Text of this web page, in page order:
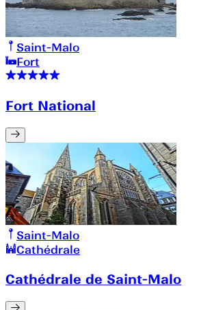
Saint-Malo
Fort
Fort National
Saint-Malo
Cathédrale
Cathédrale de Saint-Malo